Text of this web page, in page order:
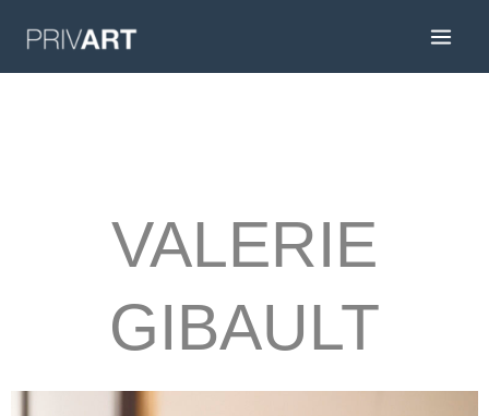
VALERIE
GIBAULT